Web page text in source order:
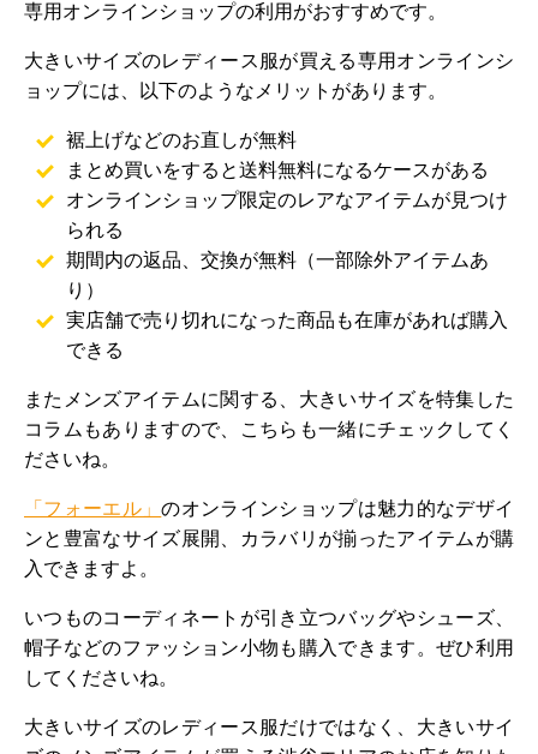
専用オンラインショップの利用がおすすめです。
大きいサイズのレディース服が買える専用オンラインシ
ョップには、以下のようなメリットがあります。
裾上げなどのお直しが無料
まとめ買いをすると送料無料になるケースがある
オンラインショップ限定のレアなアイテムが見つけ
られる
期間内の返品、交換が無料（一部除外アイテムあ
り）
実店舗で売り切れになった商品も在庫があれば購入
できる
またメンズアイテムに関する、大きいサイズを特集した
コラムもありますので、こちらも一緒にチェックしてく
ださいね。
「フォーエル」のオンラインショップは魅力的なデザイ
ンと豊富なサイズ展開、カラバリが揃ったアイテムが購
入できますよ。
いつものコーディネートが引き立つバッグやシューズ、
帽子などのファッション小物も購入できます。ぜひ利用
してくださいね。
大きいサイズのレディース服だけではなく、大きいサイ